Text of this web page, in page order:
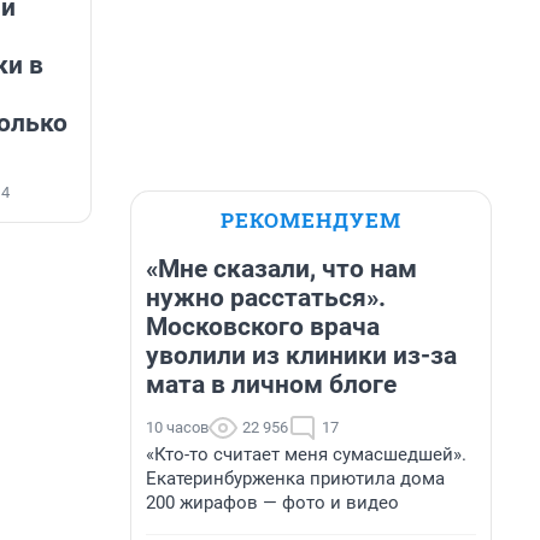
в
РЕКОМЕНДУЕМ
«Мне сказали, что нам
нужно расстаться».
Московского врача
уволили из клиники из-за
мата в личном блоге
10 часов 22 956 17
«Кто-то считает меня сумасшедшей».
Екатеринбурженка приютила дома
200 жирафов — фото и видео